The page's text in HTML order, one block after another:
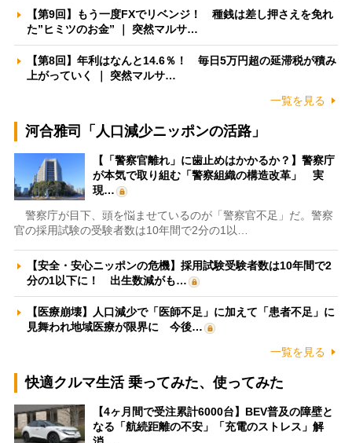
【第9回】もう一度FXでリベンジ！ 種銭は差し押さえを免れ
た”ヒミツのお金” ｜ 突然マルサ…
【第8回】年利はなんと14.6％！ 毎日5万円超の延滞税が積み
上がっていく ｜ 突然マルサ…
一覧を見る
河合雅司「人口減少ニッポンの活路」
【「警察官離れ」に歯止めはかかるか？】警察庁
が本気で取り組む「警察組織の構造改革」 実
現…
警察庁が目下、頭を悩ませているのが「警察官不足」だ。警察
官の採用試験の受験者数は10年間で2分の1以…
【安全・安心ニッポンの危機】採用試験受験者数は10年間で2
分の1以下に！ 出生数減がも…
【医療崩壊】人口減少で「医師不足」に加えて「患者不足」に
見舞われ地域医療が限界に 今後…
一覧を見る
快適クルマ生活 乗ってみた、使ってみた
【4ヶ月間で受注累計6000台】BEV普及の障壁と
なる「航続距離の不安」「充電のストレス」解